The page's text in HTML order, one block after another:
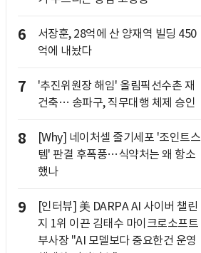
6
서장훈, 28억에 산 양재역 빌딩 450
억에 내놨다
7
'추진위원장 해임' 올림픽선수촌 재
건축… 송파구, 직무대행 체제 승인
8
[Why] 네이처셀 줄기세포 '조인트스
템' 판결 후폭풍…식약처는 왜 항소
했나
9
[인터뷰] 美 DARPA AI 사이버 챌린
지 1위 이끈 김태수 마이크로소프트
부사장 "AI 모델보다 중요한건 운영